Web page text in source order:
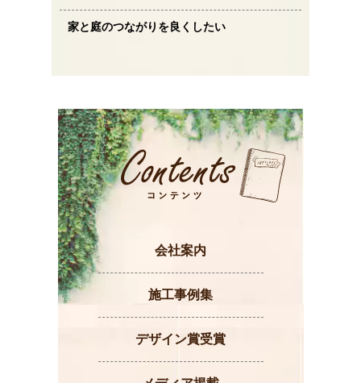
家と庭のつながりを良くしたい
会社案内
施工事例集
デザイン賞受賞